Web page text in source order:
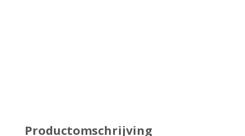
Productomschrijving